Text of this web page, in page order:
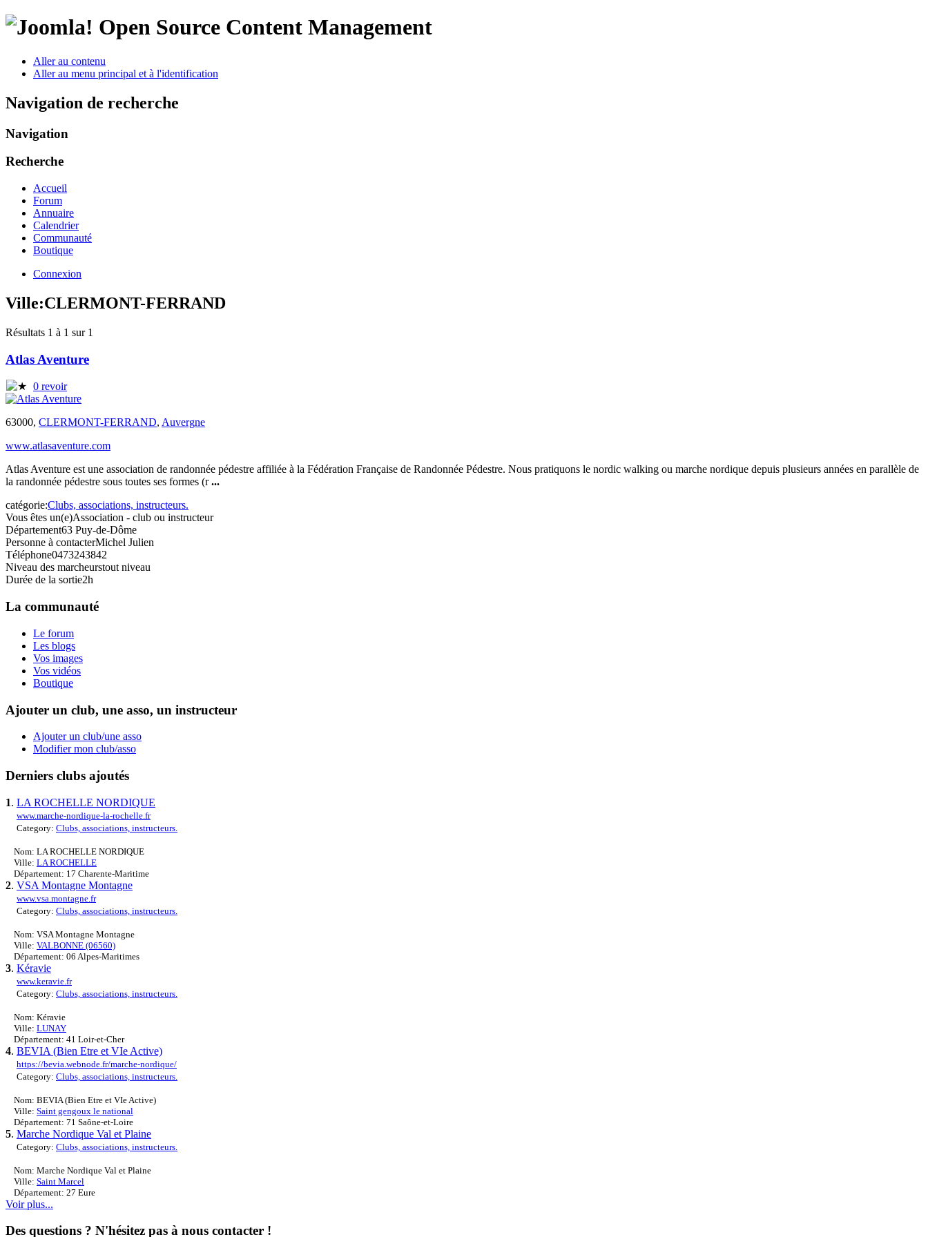
Open Source Content Management
Aller au contenu
Aller au menu principal et à l'identification
Navigation de recherche
Navigation
Recherche
Accueil
Forum
Annuaire
Calendrier
Communauté
Boutique
Connexion
Ville:CLERMONT-FERRAND
Résultats 1 à 1 sur 1
Atlas Aventure
0 revoir
63000, CLERMONT-FERRAND, Auvergne
www.atlasaventure.com
Atlas Aventure est une association de randonnée pédestre affiliée à la Fédération Française de Randonnée Pédestre. Nous pratiquons le nordic walking ou marche nordique depuis plusieurs années en parallèle de
la randonnée pédestre sous toutes ses formes (r...
catégorie:Clubs, associations, instructeurs.
Vous êtes un(e)Association - club ou instructeur
Département63 Puy-de-Dôme
Personne à contacterMichel Julien
Téléphone0473243842
Niveau des marcheurstout niveau
Durée de la sortie2h
La communauté
Le forum
Les blogs
Vos images
Vos vidéos
Boutique
Ajouter un club, une asso, un instructeur
Ajouter un club/une asso
Modifier mon club/asso
Derniers clubs ajoutés
1. LA ROCHELLE NORDIQUE
www.marche-nordique-la-rochelle.fr
Category: Clubs, associations, instructeurs.
Nom: LA ROCHELLE NORDIQUE
Ville: LA ROCHELLE
Département: 17 Charente-Maritime
2. VSA Montagne Montagne
www.vsa.montagne.fr
Category: Clubs, associations, instructeurs.
Nom: VSA Montagne Montagne
Ville: VALBONNE (06560)
Département: 06 Alpes-Maritimes
3. Kéravie
www.keravie.fr
Category: Clubs, associations, instructeurs.
Nom: Kéravie
Ville: LUNAY
Département: 41 Loir-et-Cher
4. BEVIA (Bien Etre et VIe Active)
https://bevia.webnode.fr/marche-nordique/
Category: Clubs, associations, instructeurs.
Nom: BEVIA (Bien Etre et VIe Active)
Ville: Saint gengoux le national
Département: 71 Saône-et-Loire
5. Marche Nordique Val et Plaine
Category: Clubs, associations, instructeurs.
Nom: Marche Nordique Val et Plaine
Ville: Saint Marcel
Département: 27 Eure
Voir plus...
Des questions ? N'hésitez pas à nous contacter !